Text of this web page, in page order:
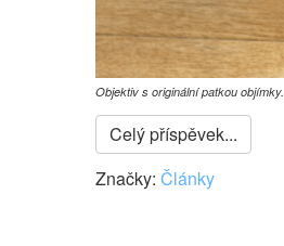
Objektiv s originální patkou objímky.
Celý příspěvek...
Značky: Články